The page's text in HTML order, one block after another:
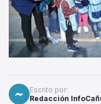
Escrito por:
Redacción